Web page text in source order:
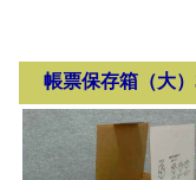
帳票保存箱（大